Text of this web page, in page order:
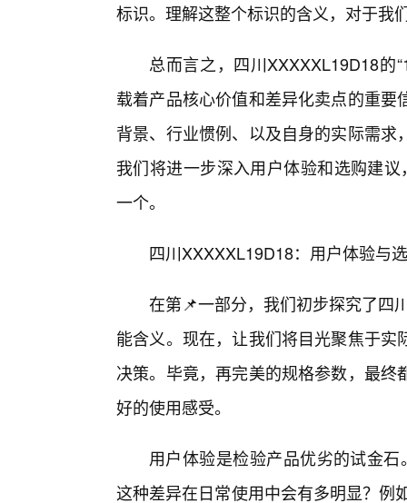
标识。理解这整个标识的含义，对于我
总而言之，四川XXXXXL19D18的
载着产品核心价值和差异化卖点的重
背景、行业惯例、以及自身的实际需
我们将进一步深入用户体验和选购建议
一个。
四川XXXXXL19D18：用户体验与
在第📌一部分，我们初步探究了四
能含义。现在，让我们将目光聚焦于
决策。毕竟，再完美的规格参数，最
好的使用感受。
用户体验是检验产品优劣的试金石
这种差异在日常使用中会有多明显？例